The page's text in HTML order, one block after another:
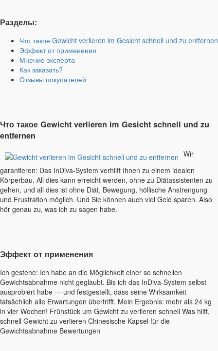
Разделы:
Что такое Gewicht verlieren im Gesicht schnell und zu entfernen
Эффект от применения
Мнение эксперта
Как заказать?
Отзывы покупателей
Что такое Gewicht verlieren im Gesicht schnell und zu
entfernen
Wir
garantieren: Das InDiva‑System verhilft Ihnen zu einem idealen
Körperbau. All dies kann erreicht werden, ohne zu Diätassistenten zu
gehen, und all dies ist ohne Diät, Bewegung, höllische Anstrengung
und Frustration möglich. Und Sie können auch viel Geld sparen. Also
hör genau zu, was ich zu sagen habe.
Эффект от применения
Ich gestehe: Ich habe an die Möglichkeit einer so schnellen
Gewichtsabnahme nicht geglaubt. Bis ich das InDiva‑System selbst
ausprobiert habe — und festgestellt, dass seine Wirksamkeit
tatsächlich alle Erwartungen übertrifft. Mein Ergebnis: mehr als 24 kg
in vier Wochen! Frühstück um Gewicht zu verlieren schnell Was hilft,
schnell Gewicht zu verlieren Chinesische Kapsel für die
Gewichtsabnahme Bewertungen